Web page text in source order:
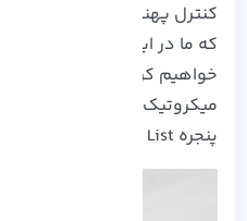
کنترل پهنای باند در
پنجره Queue List برای شما نشان داده شود: